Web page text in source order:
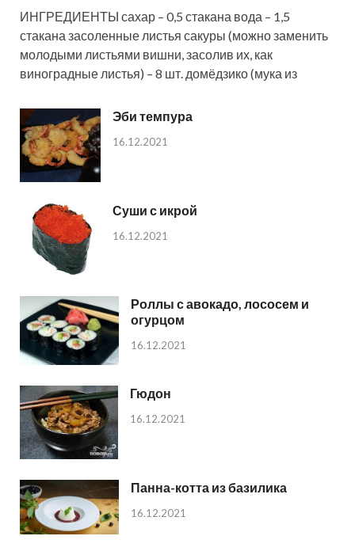
ИНГРЕДИЕНТЫ сахар – 0,5 стакана вода – 1,5
стакана засоленные листья сакуры (можно заменить
молодыми листьями вишни, засолив их, как
виноградные листья) – 8 шт. домёдзико (мука из
Эби темпура
16.12.2021
Суши с икрой
16.12.2021
Роллы с авокадо, лососем и
огурцом
16.12.2021
Гюдон
16.12.2021
Панна-котта из базилика
16.12.2021